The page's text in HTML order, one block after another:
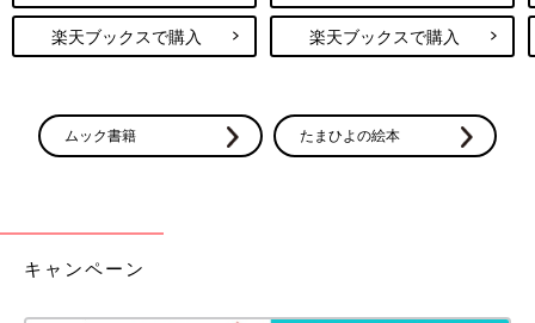
楽天ブックスで購入 楽天ブックスで購入
ムック書籍 たまひよの絵本
キャンペーン